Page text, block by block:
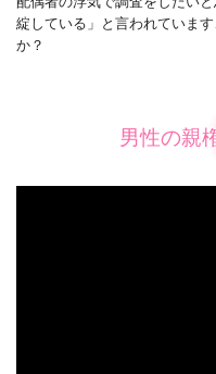
綻している」と言われていま
か？
男性の親